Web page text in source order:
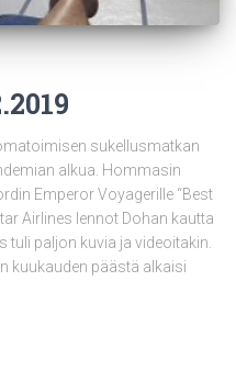
sukellusmatkan
alkua. Hommasin
Emperor Voyagerille “Best
Airlines lennot Dohan kautta
tuli paljon kuvia ja videoitakin.
kuukauden päästä alkaisi